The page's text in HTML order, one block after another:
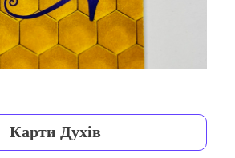
Карти Духів